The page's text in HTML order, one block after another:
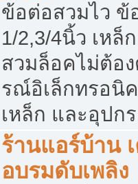
ข้อต่อสวมไว ข้
1/2,3/4นิ้ว เหล็
สวมล็อคไม่ต้อ
รณ์อิเล็กทรอนิ
เหล็ก และอุปก
ร้านแอร์บ้าน
อบรมดับเพลิง